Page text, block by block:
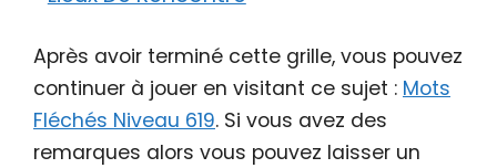
Après avoir terminé cette grille, vous pouvez
continuer à jouer en visitant ce sujet : Mots
Fléchés Niveau 619. Si vous avez des
remarques alors vous pouvez laisser un